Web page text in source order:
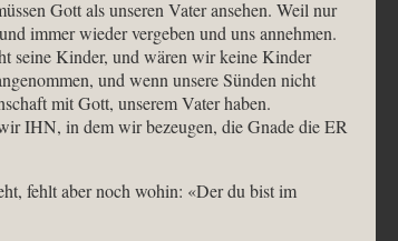
Gott als unseren Vater ansehen. Weil nur
immer wieder vergeben und uns annehmen.
seine Kinder, und wären wir keine Kinder
und wenn unsere Sünden nicht
mit Gott, unserem Vater haben.
IHN, in dem wir bezeugen, die Gnade die ER
fehlt aber noch wohin: «Der du bist im